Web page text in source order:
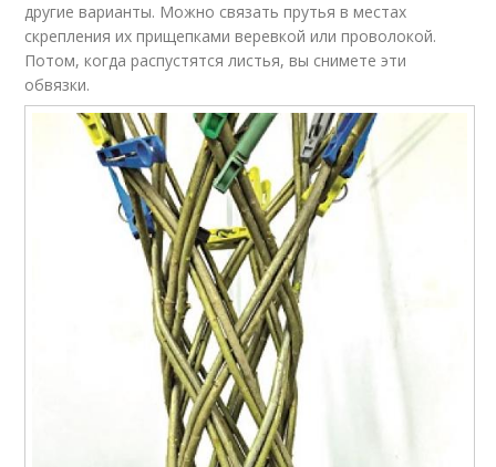
другие варианты. Можно связать прутья в местах
скрепления их прищепками веревкой или проволокой.
Потом, когда распустятся листья, вы снимете эти
обвязки.